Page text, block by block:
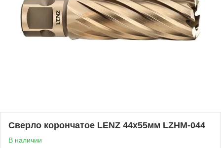
Сверло корончатое LENZ 44х55мм LZHM-044
В наличии